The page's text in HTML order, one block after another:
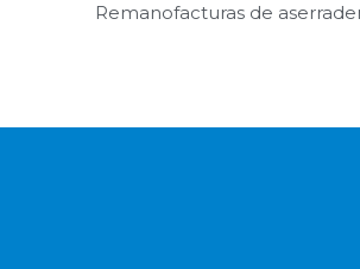
Remanofacturas de